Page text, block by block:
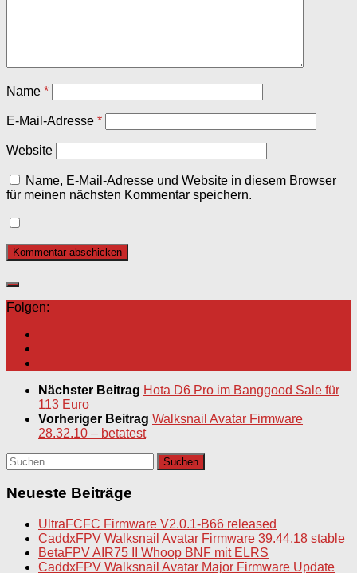
Name *
E-Mail-Adresse *
Website
Name, E-Mail-Adresse und Website in diesem Browser
für meinen nächsten Kommentar speichern.
Folgen:
Nächster Beitrag Hota D6 Pro im Banggood Sale für
113 Euro
Vorheriger Beitrag Walksnail Avatar Firmware
28.32.10 – betatest
Suchen
nach:
Neueste Beiträge
UltraFCFC Firmware V2.0.1-B66 released
CaddxFPV Walksnail Avatar Firmware 39.44.18 stable
BetaFPV AIR75 II Whoop BNF mit ELRS
CaddxFPV Walksnail Avatar Major Firmware Update